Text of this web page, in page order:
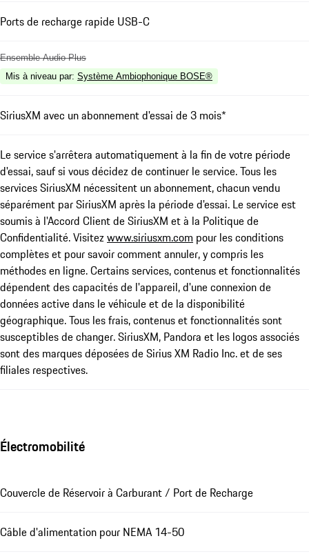
Ports de recharge rapide USB-C
Ensemble Audio Plus
Mis à niveau par: Système Ambiophonique BOSE®
SiriusXM avec un abonnement d'essai de 3 mois*
Le service s'arrêtera automatiquement à la fin de votre période
d'essai, sauf si vous décidez de continuer le service. Tous les
services SiriusXM nécessitent un abonnement, chacun vendu
séparément par SiriusXM après la période d'essai. Le service est
soumis à l'Accord Client de SiriusXM et à la Politique de
Confidentialité. Visitezwww.siriusxm.com pour les conditions
complètes et pour savoir comment annuler, y compris les
méthodes en ligne. Certains services, contenus et fonctionnalités
dépendent des capacités de l'appareil, d'une connexion de
données active dans le véhicule et de la disponibilité
géographique. Tous les frais, contenus et fonctionnalités sont
susceptibles de changer. SiriusXM, Pandora et les logos associés
sont des marques déposées de Sirius XM Radio Inc. et de ses
filiales respectives.
Électromobilité
Couvercle de Réservoir à Carburant / Port de Recharge
Câble d'alimentation pour NEMA 14-50